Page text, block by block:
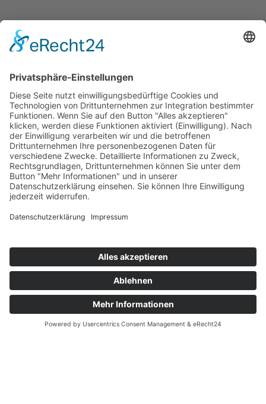
Den Rasensport nicht ins
Abseits schießen
Professionelle Sportwetten haben ein hohes Suchtpotential